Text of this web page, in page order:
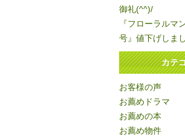
御礼(^^)/
『フローラルマ
号』値下げしま
カテ
お客様の声
お薦めドラマ
お薦めの本
お薦め物件